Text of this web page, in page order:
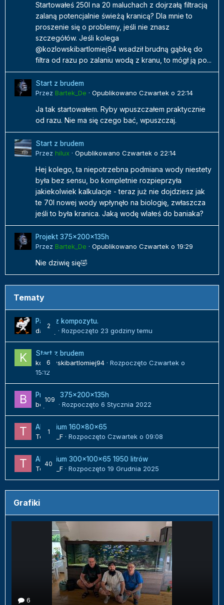
Startowałeś 250l na 20 maluchach z dojrzałą filtracją
zalaną potencjalnie świeżą kranicą? Dla mnie to
proszenie się o problemy, jeśli nie znasz
szczegółów. Jeśli kolega
@kozlowskibartlomiej94 wsadził brudną gąbkę do
filtra od razu po zalaniu wodą z kranu, to mógł ją po...
Start z brudem
Przez Bartek_De · Opublikowano Czwartek o 22:14
Ja tak startowałem. Ryby wpuszczałem praktycznie
od razu. Nie ma się czego bać, wpuszczaj.
Start z brudem
Przez hilux · Opublikowano Czwartek o 22:14
Hej kolego, ta niepotrzebna podmiana wody niestety
była bez sensu, bo kompletnie rozpieprzyła
jakiekolwiek kalkulacje - teraz już nie dojdziesz jak
te 70l nowej wody wpłynęło na biologię, zwłaszcza
jeśli to była kranica. Jaką wodę wlałeś do baniaka?
Projekt 375x200x135h
Przez Bartek_De · Opublikowano Czwartek o 19:29
Nie dziwię się🤣
Tematy
2
Panel z kompozytu.
danielj
· Rozpoczęto 23 godziny temu
6
Start z brudem
kozlowskibartlomiej94 · Rozpoczęto Czwartek o
15:12
109
Projekt 375x200x135h
bojack
· Rozpoczęto 6 Stycznia 2022
1
Akwarium 160x80x65
Tomek_F · Rozpoczęto Czwartek o 09:08
40
Akwarium 300x100x65 1950 litrów
Tomek_F · Rozpoczęto 19 Grudnia 2025
Grafiki
6